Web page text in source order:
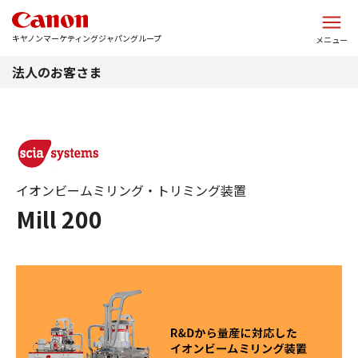
キヤノンマーケティングジャパングループ メニュー
法人のお客さま
Mill 200
イオンビームミリング・トリミング装置